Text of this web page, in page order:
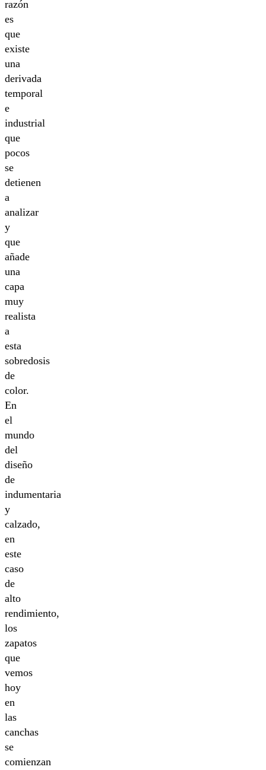
razón
es
que
existe
una
derivada
temporal
e
industrial
que
pocos
se
detienen
a
analizar
y
que
añade
una
capa
muy
realista
a
esta
sobredosis
de
color.
En
el
mundo
del
diseño
de
indumentaria
y
calzado,
en
este
caso
de
alto
rendimiento,
los
zapatos
que
vemos
hoy
en
las
canchas
se
comienzan